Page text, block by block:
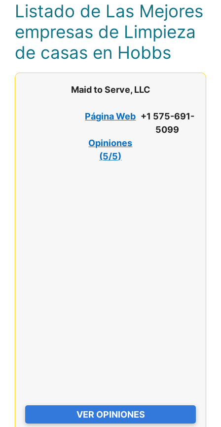
Listado de Las Mejores
empresas de Limpieza
de casas en Hobbs
Maid to Serve, LLC
Página Web
Opiniones
(5/5)
+1 575-691-
5099
VER OPINIONES